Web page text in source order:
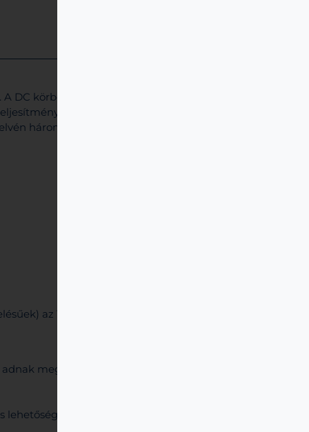
DC körben simítjuk, szűrjük.
híd –
háromfázisú (3x230V
az 1x230V
meg, de fontos
elvárások.